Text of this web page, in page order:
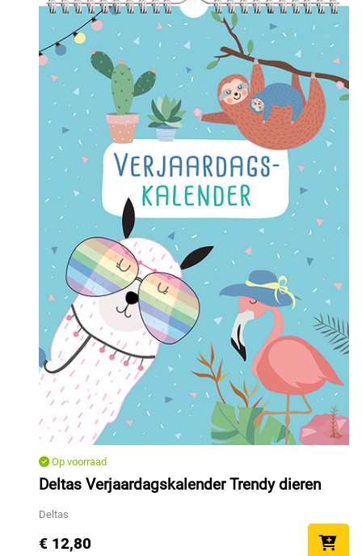
Op voorraad
Deltas Verjaardagskalender Trendy dieren
Deltas
€ 12,80